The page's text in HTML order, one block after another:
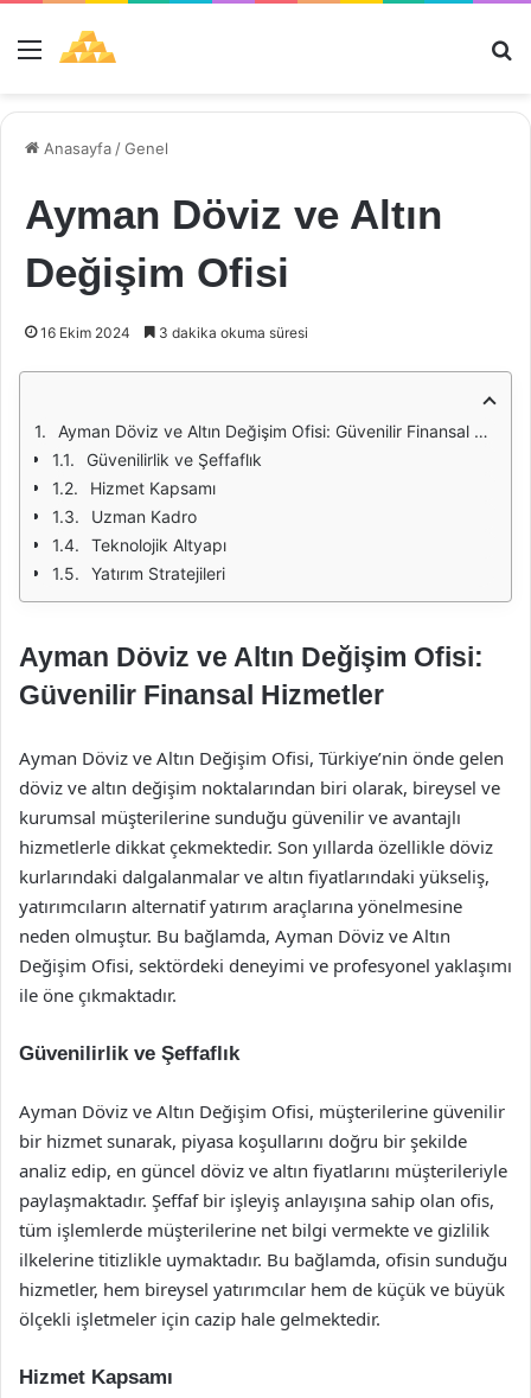
Menü
Anasayfa /Genel
Ayman Döviz ve Altın
Değişim Ofisi
16 Ekim 2024 3 dakika okuma süresi
Ayman Döviz ve Altın Değişim Ofisi: Güvenilir Finansal Hizmetler
Güvenilirlik ve Şeffaflık
Hizmet Kapsamı
Uzman Kadro
Teknolojik Altyapı
Yatırım Stratejileri
Ayman Döviz ve Altın Değişim Ofisi:
Güvenilir Finansal Hizmetler
Ayman Döviz ve Altın Değişim Ofisi, Türkiye’nin önde gelen
döviz ve altın değişim noktalarından biri olarak, bireysel ve
kurumsal müşterilerine sunduğu güvenilir ve avantajlı
hizmetlerle dikkat çekmektedir. Son yıllarda özellikle döviz
kurlarındaki dalgalanmalar ve altın fiyatlarındaki yükseliş,
yatırımcıların alternatif yatırım araçlarına yönelmesine
neden olmuştur. Bu bağlamda, Ayman Döviz ve Altın
Değişim Ofisi, sektördeki deneyimi ve profesyonel yaklaşımı
ile öne çıkmaktadır.
Güvenilirlik ve Şeffaflık
Ayman Döviz ve Altın Değişim Ofisi, müşterilerine güvenilir
bir hizmet sunarak, piyasa koşullarını doğru bir şekilde
analiz edip, en güncel döviz ve altın fiyatlarını müşterileriyle
paylaşmaktadır. Şeffaf bir işleyiş anlayışına sahip olan ofis,
tüm işlemlerde müşterilerine net bilgi vermekte ve gizlilik
ilkelerine titizlikle uymaktadır. Bu bağlamda, ofisin sunduğu
hizmetler, hem bireysel yatırımcılar hem de küçük ve büyük
ölçekli işletmeler için cazip hale gelmektedir.
Hizmet Kapsamı